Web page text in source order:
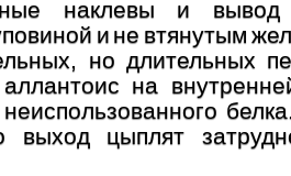
наклевы и
и не втянутым
но длительных
на
выход цыплят